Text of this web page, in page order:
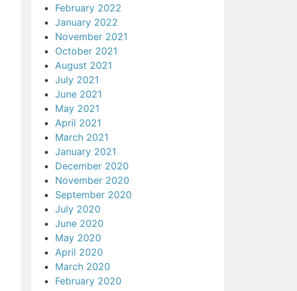
February 2022
January 2022
November 2021
October 2021
August 2021
July 2021
June 2021
May 2021
April 2021
March 2021
January 2021
December 2020
November 2020
September 2020
July 2020
June 2020
May 2020
April 2020
March 2020
February 2020